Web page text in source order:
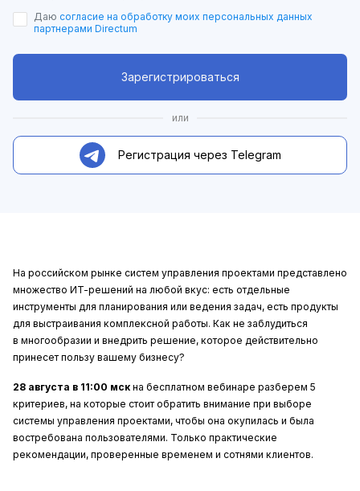
Даю согласие на обработку моих персональных данных
партнерами Directum
Зарегистрироваться
или
Регистрация через Telegram
На российском рынке систем управления проектами представлено
множество ИТ-решений на любой вкус: есть отдельные
инструменты для планирования или ведения задач, есть продукты
для выстраивания комплексной работы. Как не заблудиться
в многообразии и внедрить решение, которое действительно
принесет пользу вашему бизнесу?
28 августа в 11:00 мск на бесплатном вебинаре разберем 5
критериев, на которые стоит обратить внимание при выборе
системы управления проектами, чтобы она окупилась и была
востребована пользователями. Только практические
рекомендации, проверенные временем и сотнями клиентов.